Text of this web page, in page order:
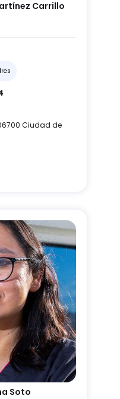
Carrillo
Ciudad de
Soto